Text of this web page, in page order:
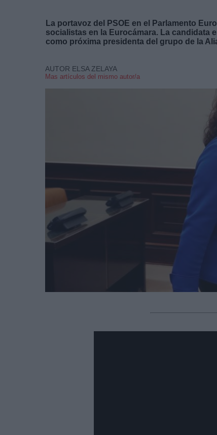
La portavoz del PSOE en el Parlamento
socialistas en la Eurocámara. La candidata
como próxima presidenta del grupo de la
AUTOR ELSA ZELAYA
Mas artículos del mismo autor/a